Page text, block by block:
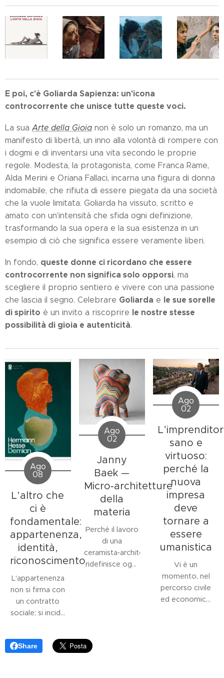
E poi, c'è Goliarda Sapienza: un'icona
controcorrente che unisce tutte queste voci.
La sua Arte della Gioia non è solo un romanzo, ma un
manifesto di libertà, un inno alla volontà di rompere con
i dogmi e di inventarsi una vita secondo le proprie
regole. Modesta, la protagonista, come Franca Rame,
Alda Merini e Oriana Fallaci, incarna una figura di donna
indomabile, che rifiuta di essere piegata da una società
che la vuole limitata. Goliarda ha vissuto, scritto e
amato con un'intensità che sfida ogni definizione,
trasformando la sua opera e la sua esistenza in un
esempio di ciò che significa essere veramente liberi.
In fondo, queste donne ci ricordano che essere
controcorrente non significa solo opporsi, ma
scegliere il proprio sentiero e vivere con una passione
che lascia il segno. Celebrare Goliarda e le sue sorelle
di spirito è un invito a riscoprire le nostre stesse
possibilità di gioia e autenticità.
Ago
08
L’altro che
ci è
fondamentale:
appartenenza,
identità,
riconoscimento
L'appartenenza
non si firma con
un contratto
sociale; si incide
dell'esistenza.
Ago
02
Janny
Baek —
Micro‑architetture
della
materia
Perché il lavoro
di una
ceramista‑architetta
ridefinisce oggi
Janny Baek
Ago
02
sano e
virtuoso:
perché la
nuova
impresa
deve
tornare a
essere
umanistica
Vi è un
momento, nel
percorso civile
ed economico
Share